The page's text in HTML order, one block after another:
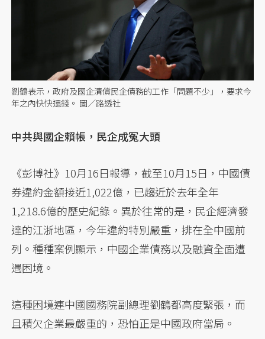
劉鶴表示，政府及國企清償民企債務的工作「問題不少」，要求今
年之內快快還錢。 圖／路透社
中共與國企賴帳，民企成冤大頭
《彭博社》10月16日報導，截至10月15日，中國債
券違約金額接近1,022億，已趨近於去年全年
1,218.6億的歷史紀錄。異於往常的是，民企經濟發
達的江浙地區，今年違約特別嚴重，排在全中國前
列。種種案例顯示，中國企業債務以及融資全面遭
遇困境。
這種困境連中國國務院副總理劉鶴都高度緊張，而
且積欠企業最嚴重的，恐怕正是中國政府當局。